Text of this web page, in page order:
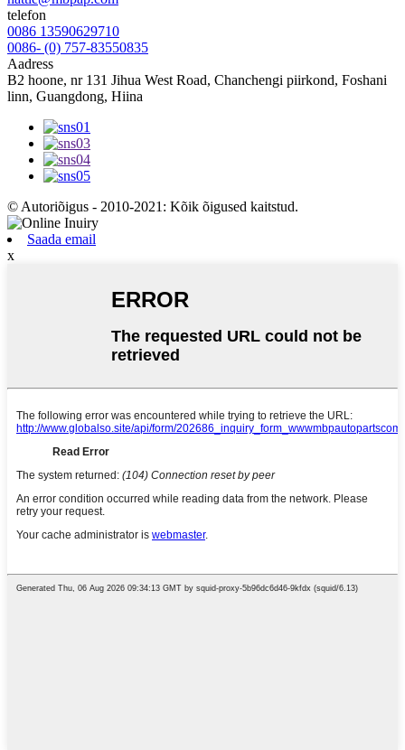
telefon
0086 13590629710
0086- (0) 757-83550835
Aadress
B2 hoone, nr 131 Jihua West Road, Chanchengi piirkond, Foshani
linn, Guangdong, Hiina
© Autoriõigus - 2010-2021: Kõik õigused kaitstud.
Saada email
x